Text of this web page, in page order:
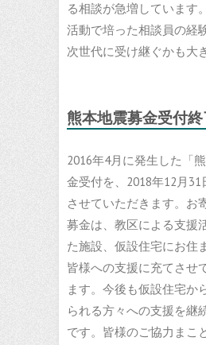
る相談が急増しています
活動で培った相談員の経
次世代に受け継ぐかも大
熊本地震募金受付終
2016年4月に発生した「
金受付を、2018年12月31
させていただきます。お
募金は、教区による支援
た施設、仮設住宅にお住
皆様への支援に充てさせ
ます。今後も仮設住宅か
られる方々への支援を継
です。皆様のご協力まこ